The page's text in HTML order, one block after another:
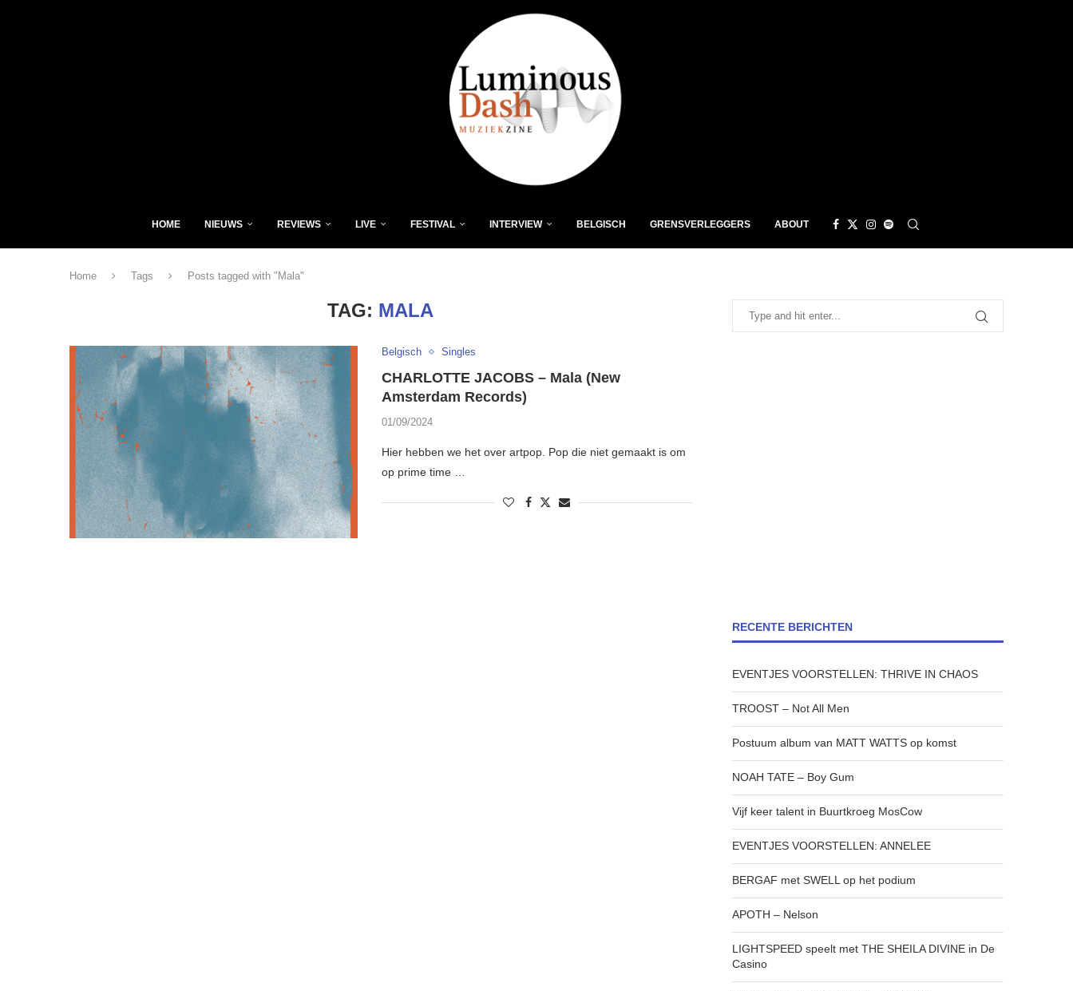
HOME NIEUWS REVIEWS LIVE FESTIVAL INTERVIEW BELGISCH GRENSVERLEGGERS ABOUT
Home Tags Posts tagged with "Mala"
TAG: MALA
Belgisch Singles
CHARLOTTE JACOBS – Mala (New
Amsterdam Records)
01/09/2024
Hier hebben we het over artpop. Pop die niet gemaakt is om
op prime time …
RECENTE BERICHTEN
EVENTJES VOORSTELLEN: THRIVE IN CHAOS
TROOST – Not All Men
Postuum album van MATT WATTS op komst
NOAH TATE – Boy Gum
Vijf keer talent in Buurtkroeg MosCow
EVENTJES VOORSTELLEN: ANNELEE
BERGAF met SWELL op het podium
APOTH – Nelson
LIGHTSPEED speelt met THE SHEILA DIVINE in De
Casino